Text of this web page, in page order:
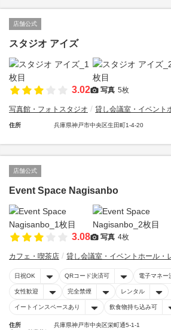
店舗公式
スタジオ アイズ
3.02 写真 5枚
写真館・フォトスタジオ 貸し会議室・イベント
住所 兵庫県神戸市中央区生田町1-4-20
店舗公式
Event Space Nagisanbo
3.08 写真 4枚
カフェ・喫茶店 貸し会議室・イベントホール・
日祝OK QRコード決済可 電子マネー
女性歓迎 完全禁煙 レンタル
イートインスペースあり 飲食物持ち込み可
住所
兵庫県神戸市中央区栄町通5-1-1